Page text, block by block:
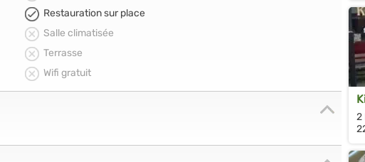
Restauration sur place
Salle climatisée
Terrasse
Wifi gratuit
2